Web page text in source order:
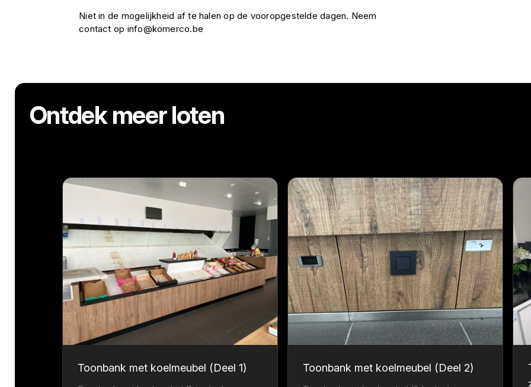
Niet in de mogelijkheid af te halen op de vooropgestelde dagen. Neem
contact op info@komerco.be
Ontdek meer loten
Toonbank met koelmeubel (Deel 1) Toonbank met koelmeubel (Deel 2)